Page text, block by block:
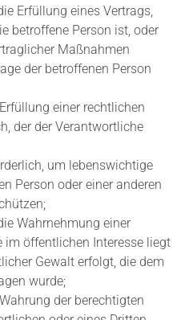
Erfüllung eines Vertrags,
betroffene Person ist, oder
Maßnahmen
der betroffenen Person
einer rechtlichen
der der Verantwortliche
um lebenswichtige
Person oder einer anderen
Wahrnehmung einer
im öffentlichen Interesse liegt
Gewalt erfolgt, die dem
wurde;
der berechtigten